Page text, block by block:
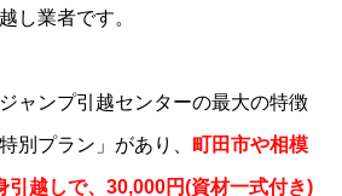
し業者です。
ャンプ引越センターの最大の特徴
別プラン」があり、 町田市や相模
引越しで、30,000円(資材一式付き)